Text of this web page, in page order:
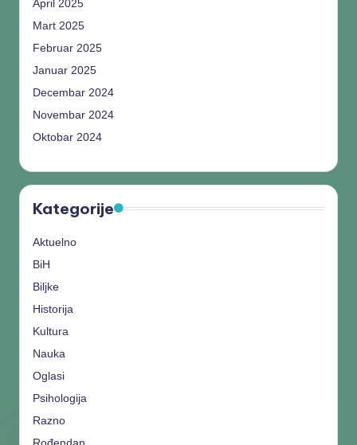
April 2025
Mart 2025
Februar 2025
Januar 2025
Decembar 2024
Novembar 2024
Oktobar 2024
Kategorije
Aktuelno
BiH
Biljke
Historija
Kultura
Nauka
Oglasi
Psihologija
Razno